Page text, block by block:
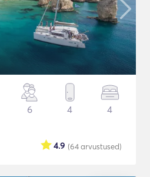
6 4 4
(64arvustused)
4.9